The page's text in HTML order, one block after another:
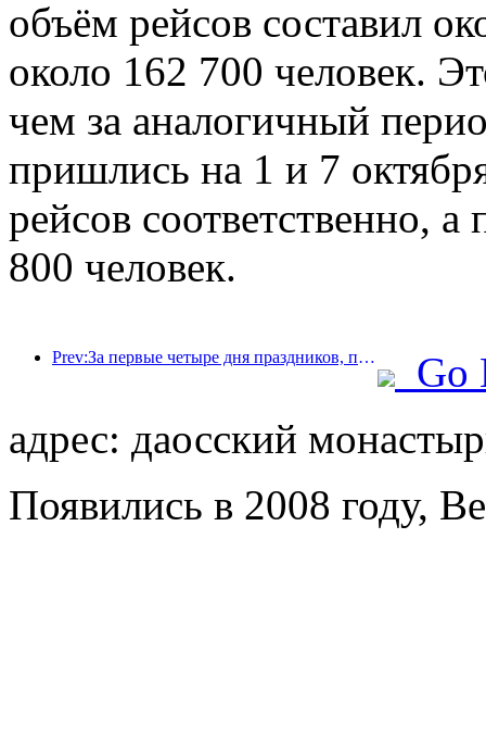
объём рейсов составил
около 162 700 человек.
чем за аналогичный
пришлись на 1 и 7
рейсов соответственно,
800 человек.
Prev:За первые четыре дня праздников, посвященных Празднику середины осени и Дню независимости, Шанхай посетили более 15,11 млн туристов, что на 20% больше, чем годом ранее.
Go
адрес: даосский
Появились в 2008 году,